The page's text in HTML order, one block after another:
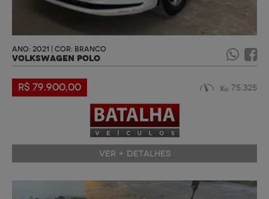
ANO: 2021 | COR: BRANCO
VOLKSWAGEN POLO
R$ 79.900,00 75.325
VER + DETALHES